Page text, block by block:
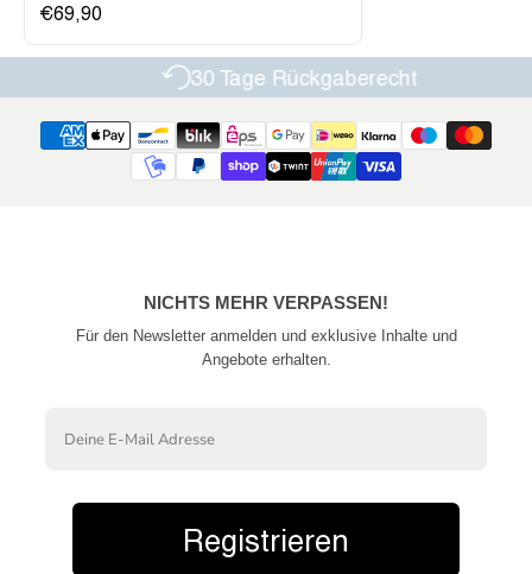
€69,90
30 Tage Rückgaberecht
NICHTS MEHR VERPASSEN!
Für den Newsletter anmelden und exklusive Inhalte und
Angebote erhalten.
Registrieren